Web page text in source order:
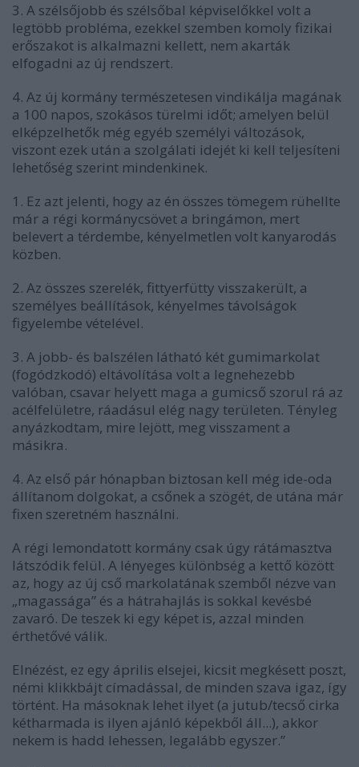
3. A szélsőjobb és szélsőbal képviselőkkel volt a
legtöbb probléma, ezekkel szemben komoly fizikai
erőszakot is alkalmazni kellett, nem akarták
elfogadni az új rendszert.
4. Az új kormány természetesen vindikálja magának
a 100 napos, szokásos türelmi időt; amelyen belül
elképzelhetők még egyéb személyi változások,
viszont ezek után a szolgálati idejét ki kell teljesíteni
lehetőség szerint mindenkinek.
1. Ez azt jelenti, hogy az én összes tömegem rühellte
már a régi kormánycsövet a bringámon, mert
belevert a térdembe, kényelmetlen volt kanyarodás
közben.
2. Az összes szerelék, fittyerfütty visszakerült, a
személyes beállítások, kényelmes távolságok
figyelembe vételével.
3. A jobb- és balszélen látható két gumimarkolat
(fogódzkodó) eltávolítása volt a legnehezebb
valóban, csavar helyett maga a gumicső szorul rá az
acélfelületre, ráadásul elég nagy területen. Tényleg
anyázkodtam, mire lejött, meg visszament a
másikra.
4. Az első pár hónapban biztosan kell még ide-oda
állítanom dolgokat, a csőnek a szögét, de utána már
fixen szeretném használni.
A régi lemondatott kormány csak úgy rátámasztva
látszódik felül. A lényeges különbség a kettő között
az, hogy az új cső markolatának szemből nézve van
„magassága” és a hátrahajlás is sokkal kevésbé
zavaró. De teszek ki egy képet is, azzal minden
érthetővé válik.
Elnézést, ez egy április elsejei, kicsit megkésett poszt,
némi klikkbájt címadással, de minden szava igaz, így
történt. Ha másoknak lehet ilyet (a jutub/tecső cirka
kétharmada is ilyen ajánló képekből áll...), akkor
nekem is hadd lehessen, legalább egyszer.”